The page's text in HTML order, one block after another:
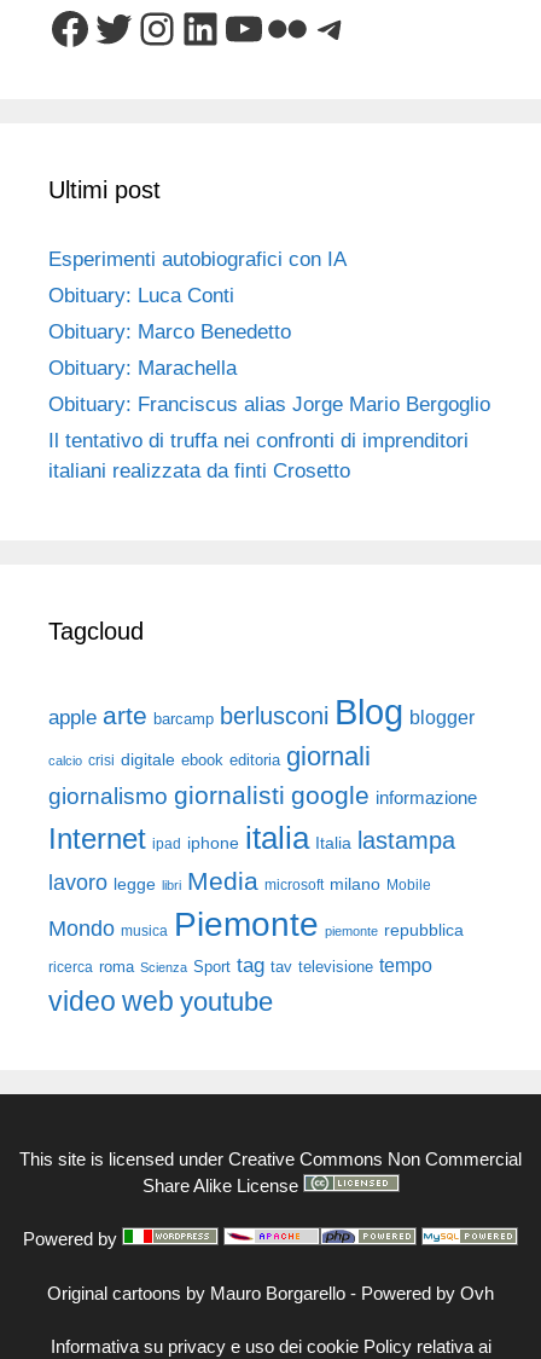
Facebook
Twitter
Instagram
LinkedIn
YouTube
FlickrTelegram
Ultimi post
Esperimenti autobiografici con IA
Obituary: Luca Conti
Obituary: Marco Benedetto
Obituary: Marachella
Obituary: Franciscus alias Jorge Mario Bergoglio
Il tentativo di truffa nei confronti di imprenditori
italiani realizzata da finti Crosetto
Tagcloud
apple arte barcamp berlusconi Blog blogger
calcio crisi digitale ebook editoria giornali
giornalismo giornalisti google informazione
Internet ipad iphone italia Italia lastampa
lavoro legge libri Media microsoft milano Mobile
Mondo musica Piemonte piemonte repubblica
ricerca roma Scienza Sport tag tav televisione tempo
video web youtube
This site is licensed under Creative Commons Non Commercial
Share Alike License
Powered by
Original cartoons by Mauro Borgarello - Powered by Ovh
Informativa su privacy e uso dei cookie Policy relativa ai